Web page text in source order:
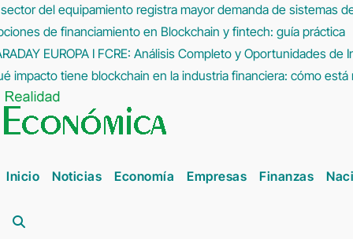
del equipamiento registra mayor demanda de sistemas
de financiamiento en Blockchain y fintech: guía práctica
EUROPA I FCRE: Análisis Completo y Oportunidades de
impacto tiene blockchain en la industria financiera: cómo
Inicio Noticias Economía Empresas Finanzas